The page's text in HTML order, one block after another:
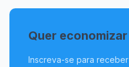
Quer
Inscreva-se para